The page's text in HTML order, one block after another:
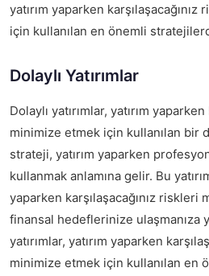
yatırım yaparken
için kullanılan en önemli
Dolaylı Yatırımlar
Dolaylı yatırımlar, yatırım
minimize etmek için kullanılan bir
strateji, yatırım yaparken
kullanmak anlamına gelir. Bu
yaparken karşılaşacağınız riskleri
finansal hedeflerinize ulaşmanıza
yatırımlar, yatırım yaparken
minimize etmek için kullanılan en